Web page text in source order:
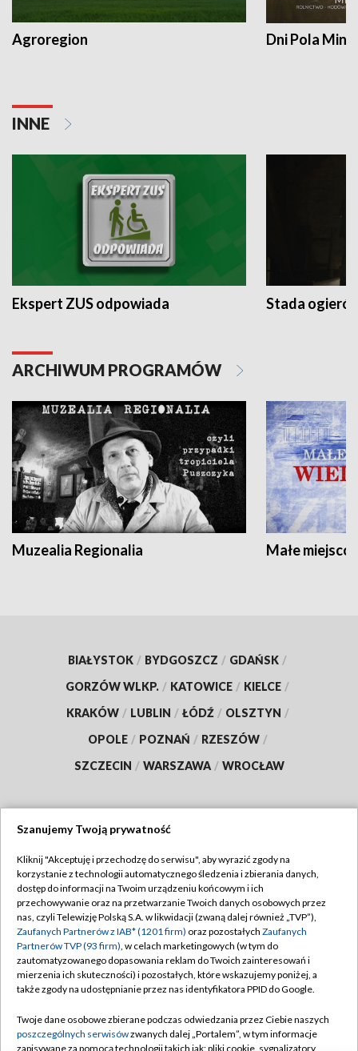
Agroregion Dni Pola
INNE
Ekspert ZUS odpowiada Stada
ARCHIWUM PROGRAMÓW
Muzealia Regionalia Małe
BIAŁYSTOK / BYDGOSZCZ / GDAŃSK /
GORZÓW WLKP. / KATOWICE / KIELCE /
KRAKÓW / LUBLIN / ŁÓDŹ / OLSZTYN /
OPOLE / POZNAŃ / RZESZÓW /
SZCZECIN / WARSZAWA / WROCŁAW
TVP
Abonament TVP
Emisja w TVP
Centrum informacji TVP
Naziemna Telewizja Cyfrowa
Rada Programowa
Regulamin TVP
Polityka prywatności
Moje zgody
Pomoc
Kontakt
Szanujemy Twoją prywatność
Kliknij "Akceptuję i przechodzę do serwisu", aby wyrazić zgody na
korzystanie z technologii automatycznego śledzenia i zbierania danych,
dostęp do informacji na Twoim urządzeniu końcowym i ich
przechowywanie oraz na przetwarzanie Twoich danych osobowych przez
nas, czyli Telewizję Polską S.A. w likwidacji (zwaną dalej również „TVP”),
Zaufanych Partnerów z IAB* (1201 firm) oraz pozostałych Zaufanych
Partnerów TVP (93 firm), w celach marketingowych (w tym do
zautomatyzowanego dopasowania reklam do Twoich zainteresowań i
mierzenia ich skuteczności) i pozostałych, które wskazujemy poniżej, a
także zgody na udostępnianie przez nas identyfikatora PPID do Google.
Twoje dane osobowe zbierane podczas odwiedzania przez Ciebie naszych
poszczególnych serwisówzwanych dalej „Portalem”, w tym informacje
zapisywane za pomocą technologii takich jak: pliki cookie, sygnalizatory